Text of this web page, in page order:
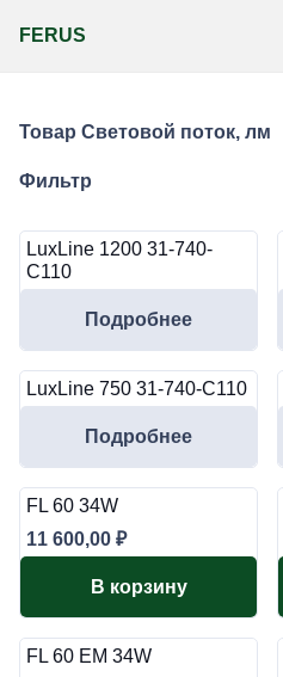
FERUS
Товар Световой поток, лм
Фильтр
LuxLine 1200 31-740-
C110
Подробнее
LuxLine 750 31-740-C110
Подробнее
FL 60 34W
11 600,00 ₽
В корзину
FL 60 EM 34W